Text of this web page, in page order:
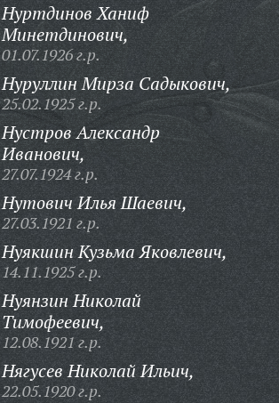
Нуртдинов Ханиф
Минетдинович,
01.07.1926 г.р.
Нуруллин Мирза Садыкович,
25.02.1925 г.р.
Нустров Александр
Иванович,
27.07.1924 г.р.
Нутович Илья Шаевич,
27.03.1921 г.р.
Нуякшин Кузьма Яковлевич,
14.11.1925 г.р.
Нуянзин Николай
Тимофеевич,
12.08.1921 г.р.
Нягусев Николай Ильич,
22.05.1920 г.р.